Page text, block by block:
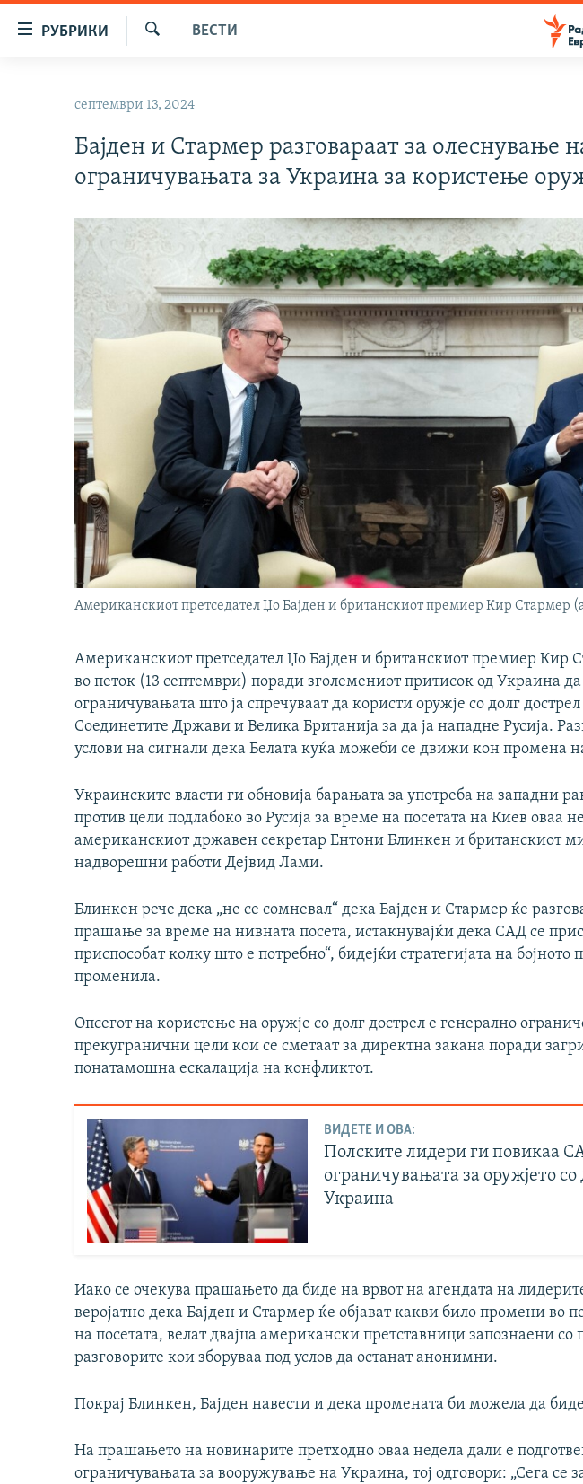
РУБРИКИ
ВИЗУЕЛНО
ПРИЈАВИ СЕ ЗА ЊУЗЛЕТЕР
ВЕСТИ
септември 13, 2024
Бајден и Стармер разговараат за олеснување
ограничувањата за Украина за користење
Американскиот претседател Џо Бајден и британскиот премиер Кир Стармер
Американскиот претседател Џо Бајден и британскиот премиер Кир
во петок (13 септември) поради зголемениот притисок од Украина
ограничувањата што ја спречуваат да користи оружје со долг
Соединетите Држави и Велика Британија за да ја нападне Русија.
услови на сигнали дека Белата куќа можеби се движи кон промена
Украинските власти ги обновија барањата за употреба на западни
против цели подлабоко во Русија за време на посетата на Киев оваа
американскиот државен секретар Ентони Блинкен и британскиот
надворешни работи Дејвид Лами.
Блинкен рече дека „не се сомневал“ дека Бајден и Стармер ќе
прашање за време на нивната посета, истакнувајќи дека САД се
приспособат колку што е потребно“, бидејќи стратегијата на бојното
променила.
Опсегот на користење на оружје со долг дострел е генерално
прекугранични цели кои се сметаат за директна закана поради
понатамошна ескалација на конфликтот.
ВИДЕТЕ И ОВА:
Полските лидери ги повикаа
ограничувањата за оружјето со
Украина
Иако се очекува прашањето да биде на врвот на агендата на
веројатно дека Бајден и Стармер ќе објават какви било промени во
на посетата, велат двајца американски претставници запознаени
разговорите кои зборуваа под услов да останат анонимни.
Покрај Блинкен, Бајден навести и дека промената би можела да
На прашањето на новинарите претходно оваа недела дали е
ограничувањата за вооружување на Украина, тој одговори: „Сега се